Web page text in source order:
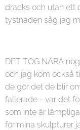
dracks och utan ett
tystnaden såg jag
DET TOG NÄRA
och jag kom också
de gör det de blir
fallerade - var det
som inte är
för mina skulpturer